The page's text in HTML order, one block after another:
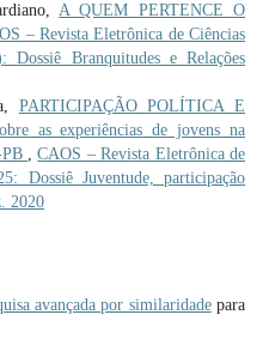
A QUEM PERTENCE O
– Revista Eletrônica de Ciências
Branquitudes e Relações
PARTICIPAÇÃO POLÍTICA E
as experiências de jovens na
,CAOS – Revista Eletrônica de
Dossiê Juventude, participação
2020
avançada por similaridadepara